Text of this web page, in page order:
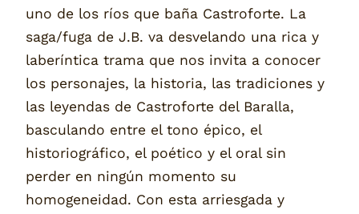
uno de los ríos que baña Castroforte. La
saga/fuga de J.B. va desvelando una rica y
laberíntica trama que nos invita a conocer
los personajes, la historia, las tradiciones y
las leyendas de Castroforte del Baralla,
basculando entre el tono épico, el
historiográfico, el poético y el oral sin
perder en ningún momento su
homogeneidad. Con esta arriesgada y